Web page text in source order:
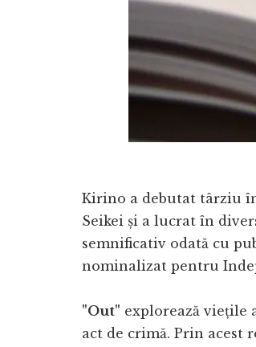
Kirino a debutat târziu
Seikei și a lucrat în
semnificativ odată cu
nominalizat pentru
"Out" explorează viețile
act de crimă. Prin acest